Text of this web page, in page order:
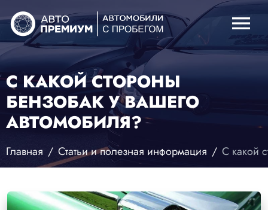
menu
С КАКОЙ СТОРОНЫ
БЕНЗОБАК У ВАШЕГО
АВТОМОБИЛЯ?
Главная Статьи и полезная информация С какой